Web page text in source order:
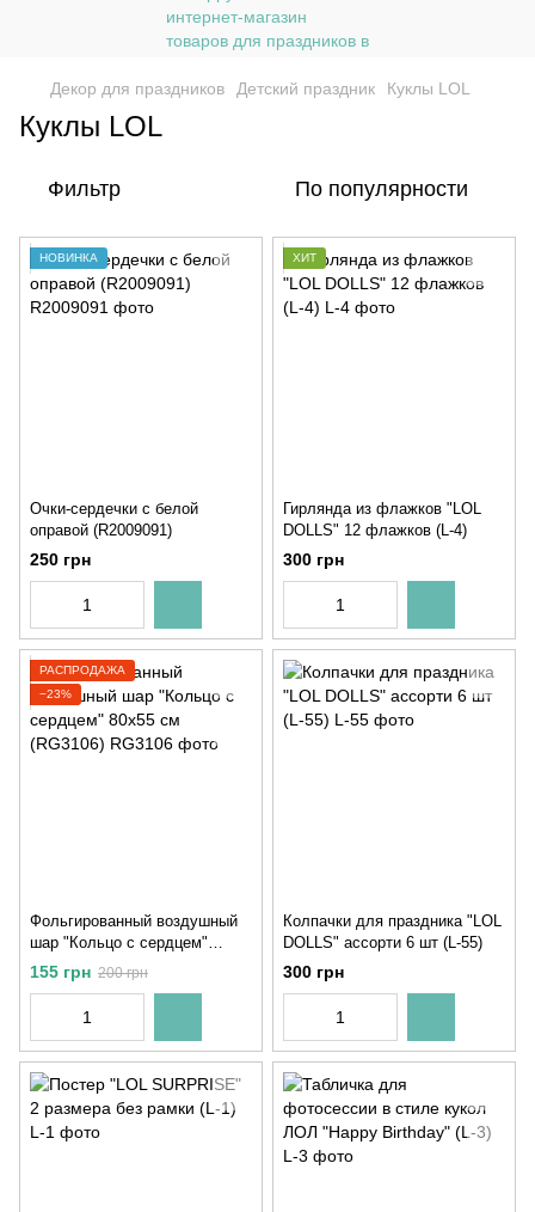
Декор для праздников Детский праздник Куклы LOL
Куклы LOL
Фильтр По популярности
НОВИНКА
Очки-сердечки с белой
оправой (R2009091)
250 грн
ХИТ
Гирлянда из флажков "LOL
DOLLS" 12 флажков (L-4)
300 грн
РАСПРОДАЖА
−23%
Фольгированный воздушный
шар "Кольцо с сердцем"
80x55 см (RG3106)
155 грн 200 грн
Колпачки для праздника "LOL
DOLLS" ассорти 6 шт (L-55)
300 грн